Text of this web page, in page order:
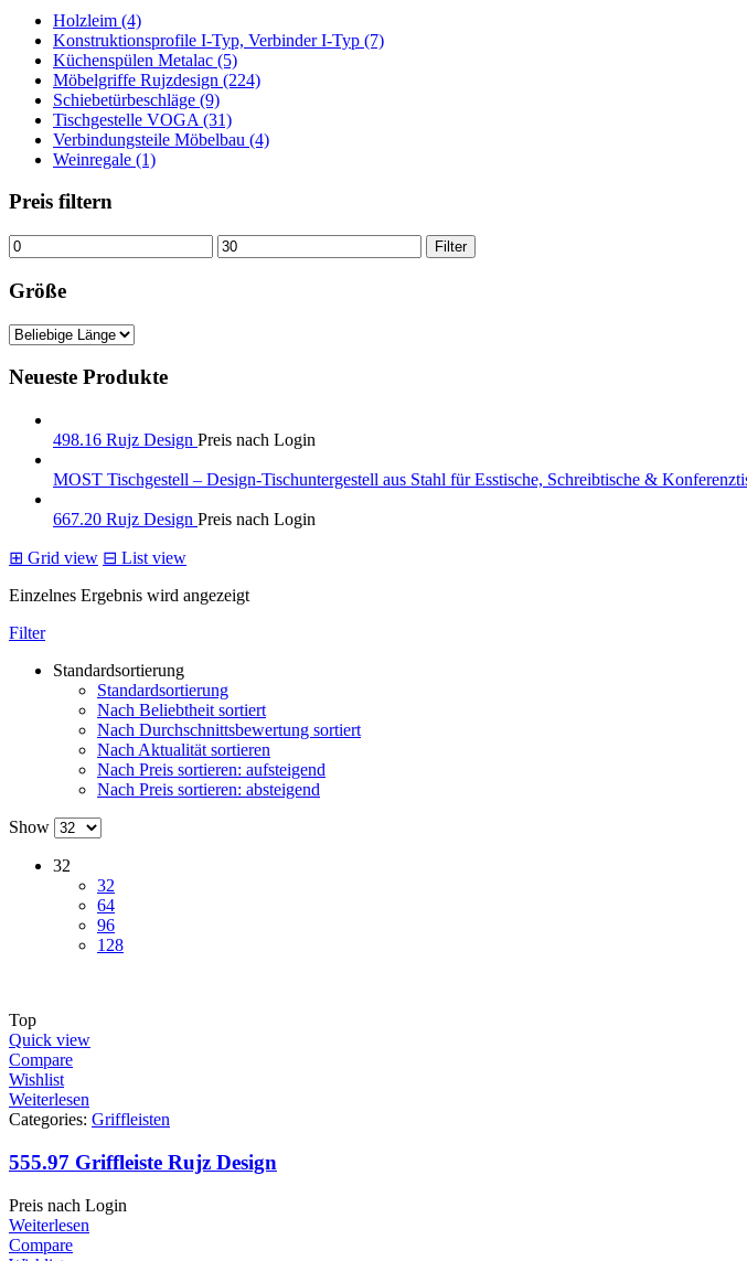
Holzleim (4)
Konstruktionsprofile I-Typ, Verbinder I-Typ (7)
Küchenspülen Metalac (5)
Möbelgriffe Rujzdesign (224)
Schiebetürbeschläge (9)
Tischgestelle VOGA (31)
Verbindungsteile Möbelbau (4)
Weinregale (1)
Preis filtern
Min.
Preis
Max.
Preis
Filter
Größe
Neueste Produkte
498.16 Rujz Design Preis nach Login
MOST Tischgestell – Design-Tischuntergestell aus Stahl für Esstische, Schreibtische &
667.20 Rujz Design Preis nach Login
⊞ Grid view ⊟ List view
Einzelnes Ergebnis wird angezeigt
Filter
Standardsortierung
Standardsortierung
Nach Beliebtheit sortiert
Nach Durchschnittsbewertung sortiert
Nach Aktualität sortieren
Nach Preis sortieren: aufsteigend
Nach Preis sortieren: absteigend
Show
32
32
64
96
128
Top
Quick view
Compare
Wishlist
Weiterlesen
Categories: Griffleisten
555.97 Griffleiste Rujz Design
Preis nach Login
Weiterlesen
Compare